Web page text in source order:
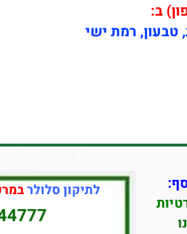
ב:
טבעון, רמת ישי
לתיקון סלולר